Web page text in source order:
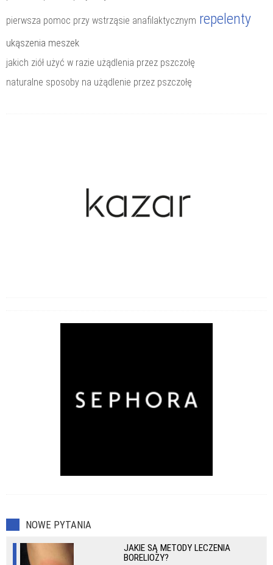
pierwsza pomoc przy wstrząsie anafilaktycznym repelenty
ukąszenia meszek
jakich ziół użyć w razie użądlenia przez pszczołę
naturalne sposoby na użądlenie przez pszczołę
NOWE PYTANIA
JAKIE SĄ METODY LECZENIA
BORELIOZY?